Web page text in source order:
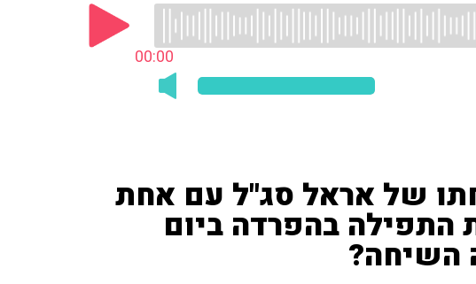
00:00
של אראל סג"ל עם אחת
התפילה בהפרדה ביום
השיחה?